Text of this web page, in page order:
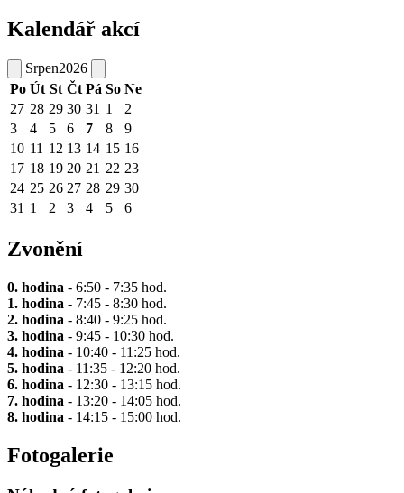
Kalendář akcí
Srpen2026
Po Út St Čt Pá So Ne
27 28 29 30 31 1
2
3
4 5 6 7 8
9
10 11 12 13 14 15 16
17 18 19 20 21 22 23
24 25 26 27 28 29 30
31 1 2 3 4 5 6
Zvonění
0. hodina - 6:50 - 7:35 hod.
1. hodina - 7:45 - 8:30 hod.
2. hodina - 8:40 - 9:25 hod.
3. hodina - 9:45 - 10:30 hod.
4. hodina - 10:40 - 11:25 hod.
5. hodina - 11:35 - 12:20 hod.
6. hodina - 12:30 - 13:15 hod.
7. hodina - 13:20 - 14:05 hod.
8. hodina - 14:15 - 15:00 hod.
Fotogalerie